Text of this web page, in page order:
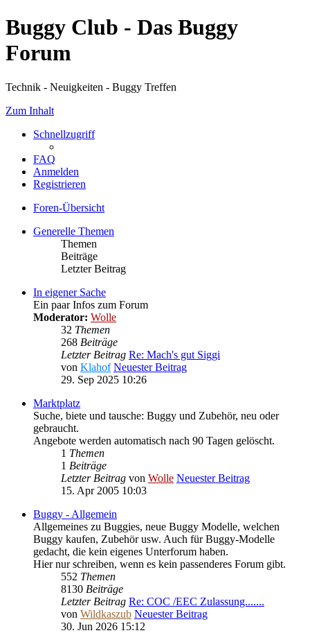
Buggy Club - Das Buggy
Forum
Technik - Neuigkeiten - Buggy Treffen
Zum Inhalt
Schnellzugriff
FAQ
Anmelden
Registrieren
Foren-Übersicht
Generelle Themen
Themen
Beiträge
Letzter Beitrag
In eigener Sache
Ein paar Infos zum Forum
Moderator: Wolle
32 Themen
268 Beiträge
Letzter Beitrag Re: Mach's gut Siggi
von Klahof Neuester Beitrag
29. Sep 2025 10:26
Marktplatz
Suche, biete und tausche: Buggy und Zubehör, neu oder
gebraucht.
Angebote werden automatisch nach 90 Tagen gelöscht.
1 Themen
1 Beiträge
Letzter Beitrag von Wolle Neuester Beitrag
15. Apr 2005 10:03
Buggy - Allgemein
Allgemeines zu Buggies, neue Buggy Modelle, welchen
Buggy kaufen, Zubehör usw. Auch für Buggy-Modelle
gedacht, die kein eigenes Unterforum haben.
Hier nur schreiben, wenn es kein passenderes Forum gibt.
552 Themen
8130 Beiträge
Letzter Beitrag Re: COC /EEC Zulassung.......
von Wildkaszub Neuester Beitrag
30. Jun 2026 15:12